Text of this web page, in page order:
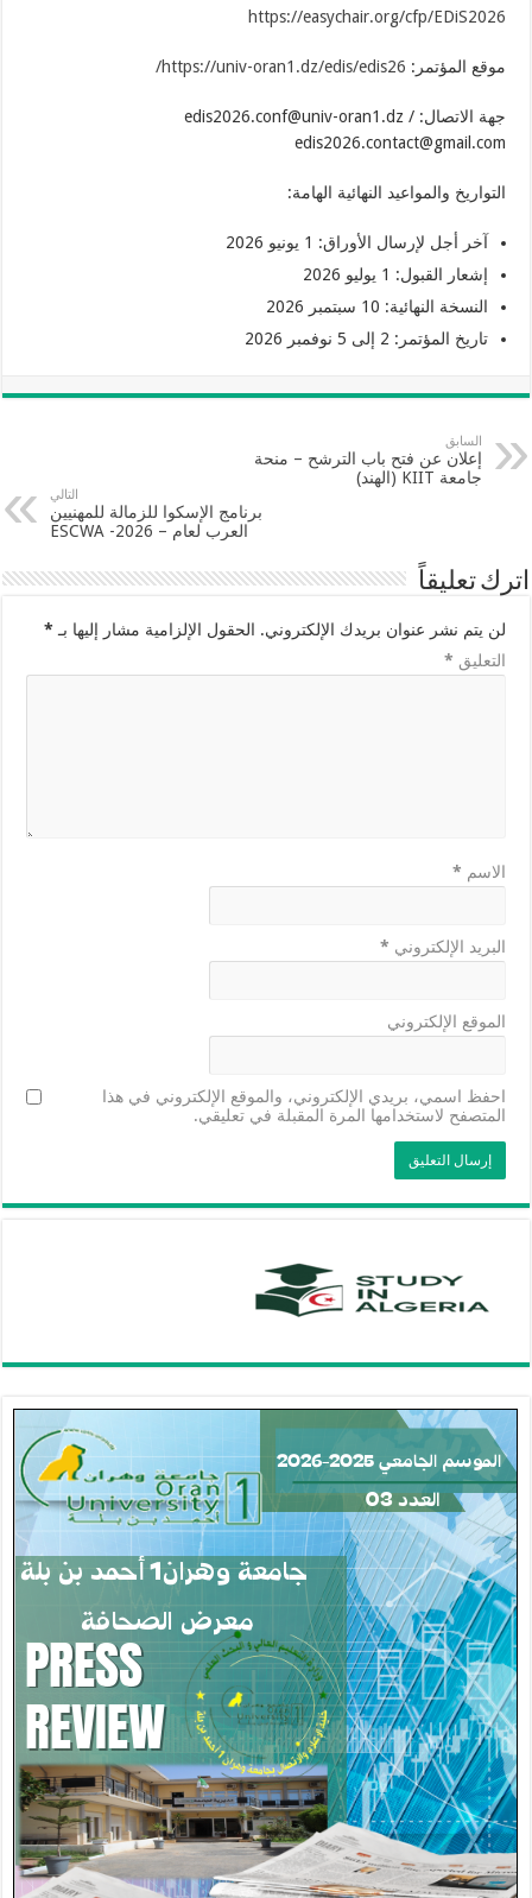
https://easychair.org/cfp/EDiS2026
موقع المؤتمر: https://univ-oran1.dz/edis/edis26/
جهة الاتصال: edis2026.conf@univ-oran1.dz /
edis2026.contact@gmail.com
التواريخ والمواعيد النهائية الهامة:
آخر أجل لإرسال الأوراق: 1 يونيو 2026
إشعار القبول: 1 يوليو 2026
النسخة النهائية: 10 سبتمبر 2026
تاريخ المؤتمر: 2 إلى 5 نوفمبر 2026
السابق
إعلان عن فتح باب الترشح – منحة
جامعة KIIT (الهند)
التالي
برنامج الإسكوا للزمالة للمهنيين
العرب لعام – ESCWA -2026
اترك تعليقاً
لن يتم نشر عنوان بريدك الإلكتروني. الحقول الإلزامية مشار إليها بـ *
التعليق *
الاسم *
البريد الإلكتروني *
الموقع الإلكتروني
احفظ اسمي، بريدي الإلكتروني، والموقع الإلكتروني في هذا
المتصفح لاستخدامها المرة المقبلة في تعليقي.